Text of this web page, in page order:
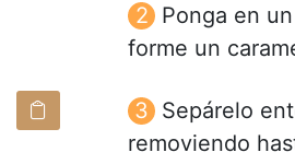
Ponga en
forme un
Sepárelo
removiendo